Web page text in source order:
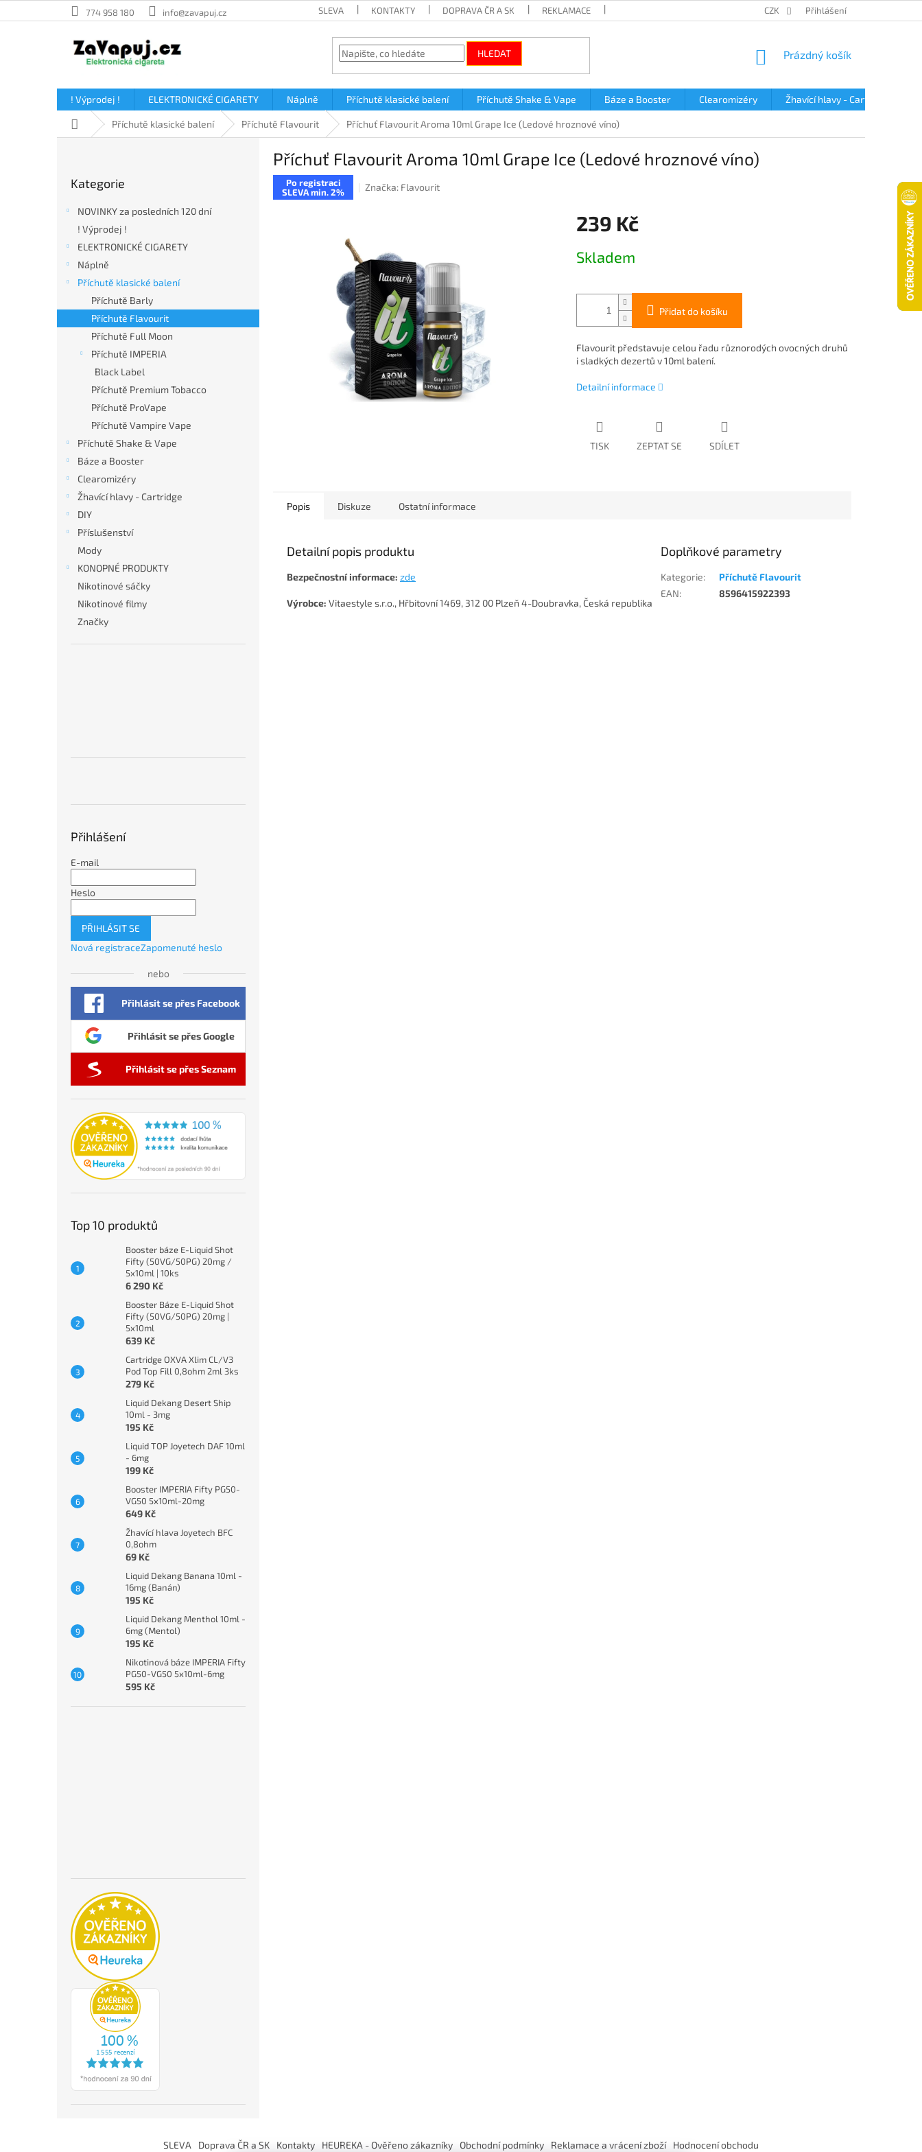
na
774 958 180 info@zavapuj.cz SLEVA KONTAKTY DOPRAVA ČR A SK REKLAMACE PODMÍNKY OCHRANY OSOBNÍCH ÚDAJŮ
CZK Přihlášení
HLEDAT
NÁKUPNÍ
Prázdný košík
! Výprodej ! ELEKTRONICKÉ CIGARETY Náplně Příchutě klasické balení Příchutě Shake & Vape Báze a Booster Clearomizéry Žhavící hlavy - Cartridge
Domů Příchutě klasické balení Příchutě Flavourit Příchuť Flavourit Aroma 10ml Grape Ice (Ledové hroznové víno)
n
e
kategorie
Kategorie
NOVINKY za posledních 120 dní
! Výprodej !
ELEKTRONICKÉ CIGARETY
Náplně
Příchutě klasické balení
Příchutě Barly
Příchutě Flavourit
Příchutě Full Moon
Příchutě IMPERIA
Black Label
Příchutě Premium Tobacco
Příchutě ProVape
Příchutě Vampire Vape
Příchutě Shake & Vape
Báze a Booster
Clearomizéry
Žhavící hlavy - Cartridge
DIY
Příslušenství
Mody
KONOPNÉ PRODUKTY
Nikotinové sáčky
Nikotinové filmy
Značky
Přihlášení
E-mail
Heslo
PŘIHLÁSIT SE
Nová registraceZapomenuté heslo
nebo
Přihlásit se přes Facebook
Přihlásit se přes Google
Přihlásit se přes Seznam
Top 10 produktů
Booster báze E-Liquid Shot
Fifty (50VG/50PG) 20mg /
5x10ml | 10ks
6 290 Kč
Booster Báze E-Liquid Shot
Fifty (50VG/50PG) 20mg |
5x10ml
639 Kč
Cartridge OXVA Xlim CL/V3
Pod Top Fill 0,8ohm 2ml 3ks
279 Kč
Liquid Dekang Desert Ship
10ml - 3mg
195 Kč
Liquid TOP Joyetech DAF 10ml
- 6mg
199 Kč
Booster IMPERIA Fifty PG50-
VG50 5x10ml-20mg
649 Kč
Žhavící hlava Joyetech BFC
0,8ohm
69 Kč
Liquid Dekang Banana 10ml -
16mg (Banán)
195 Kč
Liquid Dekang Menthol 10ml -
6mg (Mentol)
195 Kč
Nikotinová báze IMPERIA Fifty
PG50-VG50 5x10ml-6mg
595 Kč
Příchuť Flavourit Aroma 10ml Grape Ice (Ledové hroznové víno)
Po registraci
SLEVA min. 2%
Značka: Flavourit
239 Kč
cena:
Skladem
Přidat do košíku
Flavourit představuje celou řadu různorodých ovocných druhů
i sladkých dezertů v 10ml balení.
Detailní informace
TISK ZEPTAT SE SDÍLET
Popis Diskuze Ostatní informace
Detailní popis produktu
Bezpečnostní informace: zde
Výrobce: Vitaestyle s.r.o., Hřbitovní 1469, 312 00 Plzeň 4-Doubravka, Česká republika
Doplňkové parametry
Kategorie:
Příchutě Flavourit
EAN: 8596415922393
SLEVA Doprava ČR a SK Kontakty HEUREKA - Ověřeno zákazníky Obchodní podmínky Reklamace a vrácení zboží Hodnocení obchodu